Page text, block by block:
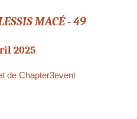
MACÉ - 49
2025
de Chapter3event